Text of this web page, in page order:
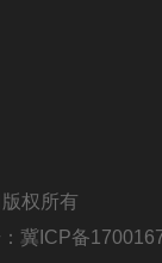
权所有
冀ICP备